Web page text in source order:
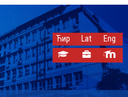
Ћир Lat Eng